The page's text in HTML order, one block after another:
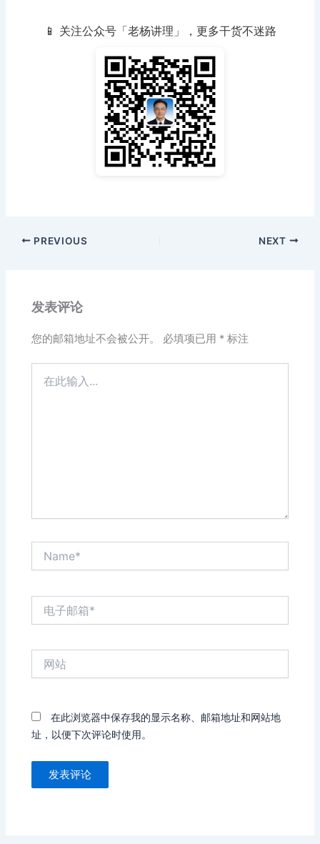
📱 关注公众号「老杨讲理」，更多干货不迷路
PREVIOUS NEXT
发表评论
您的邮箱地址不会被公开。 必填项已用 * 标注
在此浏览器中保存我的显示名称、邮箱地址和网站地
址，以便下次评论时使用。